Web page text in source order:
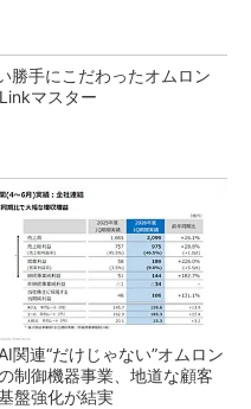
手にこだわったオムロン
マスター
AI関連“だけじゃない”オムロン
制御機器事業、地道な顧客
盤強化が結実